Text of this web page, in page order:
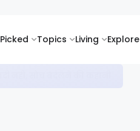
Picked Topics Living Explore